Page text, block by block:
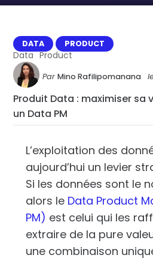
DATA PRODUCT
Data Product
Par Mino Rafilipomanana
Produit Data : maximiser sa
un Data PM
L’exploitation des
aujourd’hui un levier
Si les données sont le
alors le Data Product
PM) est celui qui les
extraire de la pure
une combinaison